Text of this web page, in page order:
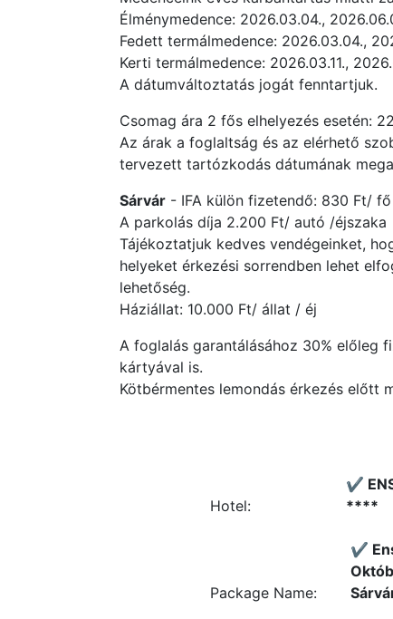
Élménymedence: 2026.03.04.,
Fedett termálmedence: 2026.03.04.,
Kerti termálmedence: 2026.03.11.,
A dátumváltoztatás jogát fenntartjuk.
Csomag ára 2 fős elhelyezés esetén:
Az árak a foglaltság és az elérhető
tervezett tartózkodás dátumának
Sárvár - IFA külön fizetendő: 830 Ft/
A parkolás díja 2.200 Ft/ autó /éjszaka
Tájékoztatjuk kedves vendégeinket,
helyeket érkezési sorrendben lehet
lehetőség.
Háziállat: 10.000 Ft/ állat / éj
A foglalás garantálásához 30% előleg
kártyával is.
Kötbérmentes lemondás érkezés előtt
Hotel:
✔️
****
Package Name:
✔️